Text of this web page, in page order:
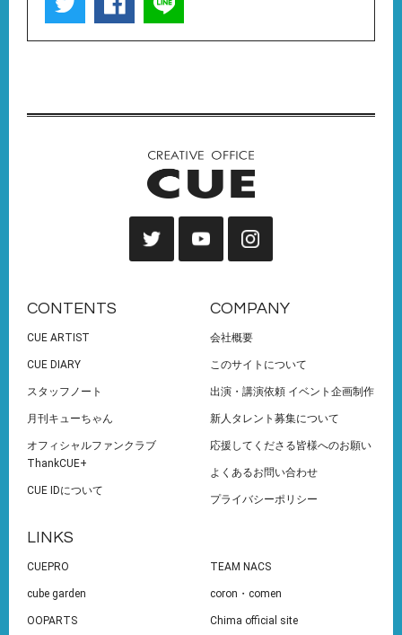
CONTENTS
CUE ARTIST
CUE DIARY
スタッフノート
月刊キューちゃん
オフィシャルファンクラブ
ThankCUE+
CUE IDについて
COMPANY
会社概要
このサイトについて
出演・講演依頼 イベント企画制作
新人タレント募集について
応援してくださる皆様へのお願い
よくあるお問い合わせ
プライバシーポリシー
LINKS
CUEPRO TEAM NACS
cube garden coron・comen
OOPARTS Chima official site